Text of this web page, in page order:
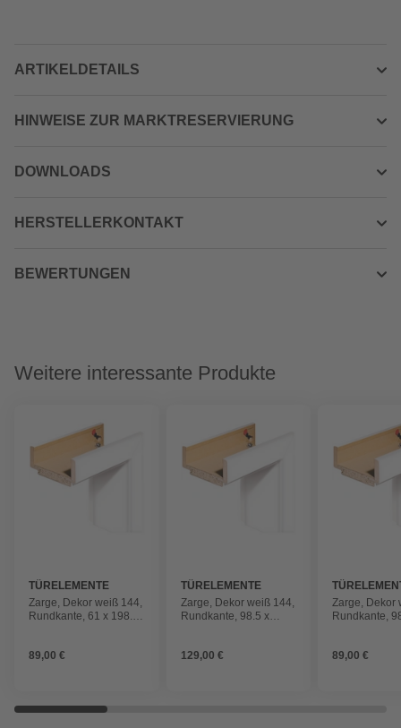
ARTIKELDETAILS
HINWEISE ZUR MARKTRESERVIERUNG
DOWNLOADS
HERSTELLERKONTAKT
BEWERTUNGEN
Weitere interessante Produkte
TÜRELEMENTE
BORNE
Zarge, Dekor weiß 144,
Rundkante, 61 x 198.5
89,00 €
TÜRELEMENTE
BORNE
Zarge, Dekor weiß 144,
Rundkante, 98.5 x
129,00 €
BORNE
Zarge, Dekor
Rundkante,
89,00 €